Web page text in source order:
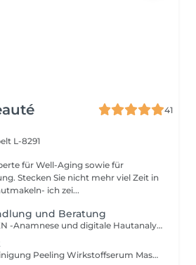
41
L-8291
für Well-Aging sowie für
Zeit in
ich zei...
und Beratung
NUR FÜR NEUKUNDEN -Anamnese und digitale Hautanalyse -Reinigung -Peeling -hochwertiges Wirkstoffserum -entspannende Maske -Abschlusspflege -Beratung für deine Pflege zu Hause und den weiteren Behandlungsverlauf
Kurze Behandlung: Reinigung Peeling Wirkstoffserum Maske Abschlusspflege Beratung